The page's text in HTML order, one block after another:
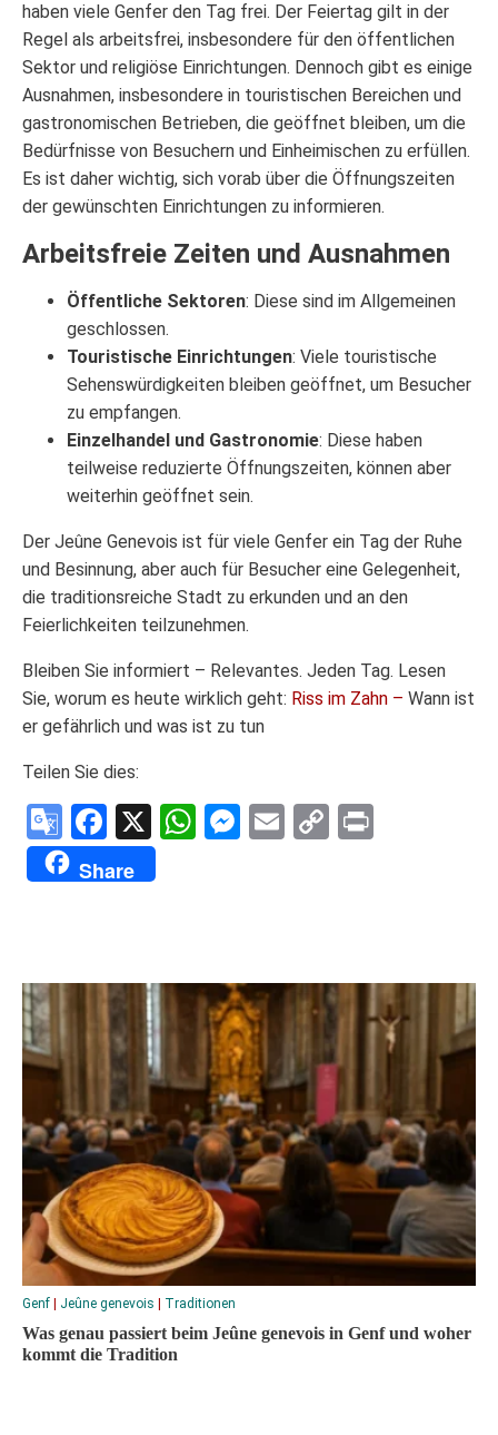
haben viele Genfer den Tag frei. Der Feiertag gilt in der
Regel als arbeitsfrei, insbesondere für den öffentlichen
Sektor und religiöse Einrichtungen. Dennoch gibt es einige
Ausnahmen, insbesondere in touristischen Bereichen und
gastronomischen Betrieben, die geöffnet bleiben, um die
Bedürfnisse von Besuchern und Einheimischen zu erfüllen.
Es ist daher wichtig, sich vorab über die Öffnungszeiten
der gewünschten Einrichtungen zu informieren.
Arbeitsfreie Zeiten und Ausnahmen
Öffentliche Sektoren: Diese sind im Allgemeinen
geschlossen.
Touristische Einrichtungen: Viele touristische
Sehenswürdigkeiten bleiben geöffnet, um Besucher
zu empfangen.
Einzelhandel und Gastronomie: Diese haben
teilweise reduzierte Öffnungszeiten, können aber
weiterhin geöffnet sein.
Der Jeûne Genevois ist für viele Genfer ein Tag der Ruhe
und Besinnung, aber auch für Besucher eine Gelegenheit,
die traditionsreiche Stadt zu erkunden und an den
Feierlichkeiten teilzunehmen.
Bleiben Sie informiert – Relevantes. Jeden Tag. Lesen
Sie, worum es heute wirklich geht: Riss im Zahn – Wann ist
er gefährlich und was ist zu tun
Teilen Sie dies:
Google
Translate
Facebook
X WhatsApp
Messenger
Email
Copy
Share
Genf Jeûne genevois Traditionen
Was genau passiert beim Jeûne genevois in Genf und woher
kommt die Tradition